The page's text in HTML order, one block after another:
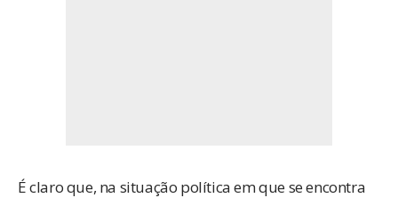
É claro que, na situação política em que se encontra